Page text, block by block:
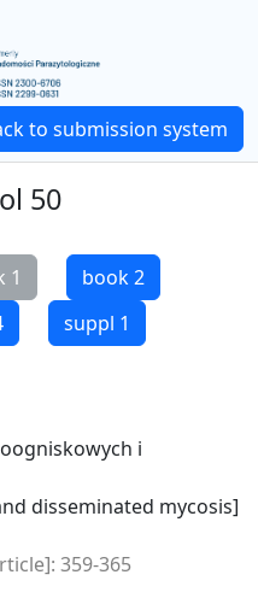
to submission system
50
1
book 2
suppl 1
i
disseminated mycosis]
359-365